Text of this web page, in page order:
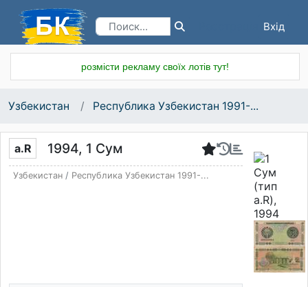
Вхід
розмісти рекламу своїх лотів тут!
Узбекистан Республика Узбекистан 1991-...
a.R 1994, 1 Сум
Узбекистан/ Республика Узбекистан 1991-...